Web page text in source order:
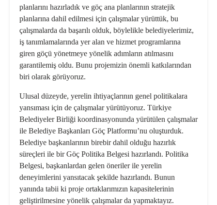
planlarını hazırladık ve göç ana planlarının stratejik
planlarına dahil edilmesi için çalışmalar yürüttük, bu
çalışmalarda da başarılı olduk, böylelikle belediyelerimiz,
iş tanımlamalarında yer alan ve hizmet programlarına
giren göçü yönetmeye yönelik adımların atılmasını
garantilemiş oldu. Bunu projemizin önemli katkılarından
biri olarak görüyoruz.
Ulusal düzeyde, yerelin ihtiyaçlarının genel politikalara
yansıması için de çalışmalar yürütüyoruz. Türkiye
Belediyeler Birliği koordinasyonunda yürütülen çalışmalar
ile Belediye Başkanları Göç Platformu’nu oluşturduk.
Belediye başkanlarının birebir dahil olduğu hazırlık
süreçleri ile bir Göç Politika Belgesi hazırlandı. Politika
Belgesi, başkanlardan gelen öneriler ile yerelin
deneyimlerini yansıtacak şekilde hazırlandı. Bunun
yanında tabii ki proje ortaklarımızın kapasitelerinin
geliştirilmesine yönelik çalışmalar da yapmaktayız.